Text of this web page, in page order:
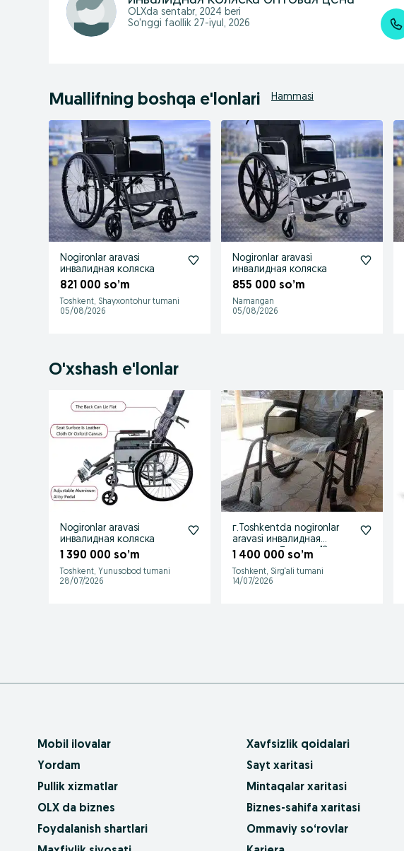
OLXda sentabr, 2024 beri
So'nggi faollik 27-iyul, 2026
Muallifning boshqa e'lonlari Hammasi
Nogironlar aravasi
инвалидная коляска
821 000 so’m
Toshkent, Shayxontohur tumani
05/08/2026
Nogironlar aravasi
инвалидная коляска
855 000 so’m
Namangan
05/08/2026
O'xshash e'lonlar
Nogironlar aravasi
инвалидная коляска
1 390 000 so’m
Toshkent, Yunusobod tumani
28/07/2026
г.Toshkentda nogironlar
aravasi инвалидная
коляска в Ташкент12
1 400 000 so’m
Toshkent, Sirg‘ali tumani
14/07/2026
Mobil ilovalar
Yordam
Pullik xizmatlar
OLX da biznes
Foydalanish shartlari
Xavfsizlik qoidalari
Sayt xaritasi
Mintaqalar xaritasi
Biznes-sahifa xaritasi
Ommaviy so‘rovlar